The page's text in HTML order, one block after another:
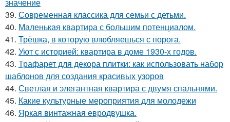
39. Современная классика для семьи с детьми.
40. Маленькая квартира с большим потенциалом.
41. Трёшка, в которую влюбляешься с порога.
42. Уют с историей: квартира в доме 1930-х годов.
43. Трафарет для декора плитки: как использовать набор
шаблонов для создания красивых узоров
44. Светлая и элегантная квартира с двумя спальнями.
45. Какие культурные мероприятия для молодежи
46. Яркая винтажная евродвушка.